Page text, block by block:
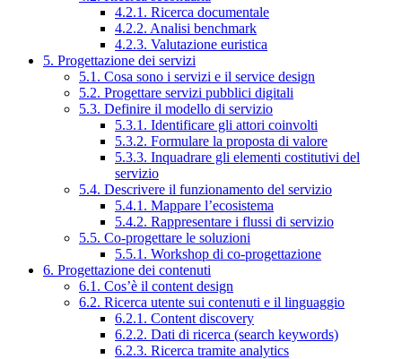
4.2.1. Ricerca documentale
4.2.2. Analisi benchmark
4.2.3. Valutazione euristica
5. Progettazione dei servizi
5.1. Cosa sono i servizi e il service design
5.2. Progettare servizi pubblici digitali
5.3. Definire il modello di servizio
5.3.1. Identificare gli attori coinvolti
5.3.2. Formulare la proposta di valore
5.3.3. Inquadrare gli elementi costitutivi del
servizio
5.4. Descrivere il funzionamento del servizio
5.4.1. Mappare l’ecosistema
5.4.2. Rappresentare i flussi di servizio
5.5. Co-progettare le soluzioni
5.5.1. Workshop di co-progettazione
6. Progettazione dei contenuti
6.1. Cos’è il content design
6.2. Ricerca utente sui contenuti e il linguaggio
6.2.1. Content discovery
6.2.2. Dati di ricerca (search keywords)
6.2.3. Ricerca tramite analytics